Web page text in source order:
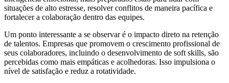
situações de alto estresse, resolver conflitos de maneira pacífica e
fortalecer a colaboração dentro das equipes.
Um ponto interessante a se observar é o impacto direto na retenção
de talentos. Empresas que promovem o crescimento profissional de
seus colaboradores, incluindo o desenvolvimento de soft skills, são
percebidas como mais empáticas e acolhedoras. Isso impulsiona o
nível de satisfação e reduz a rotatividade.